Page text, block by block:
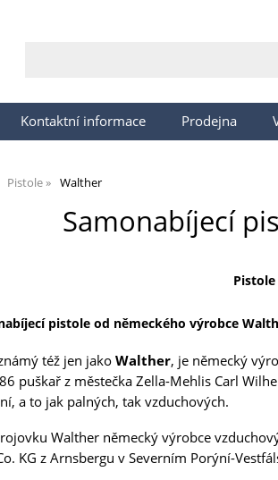
Kontaktní informace Prodejna
Pistole Walther
Samonabíjecí
pistole od německého výrobce
též jen jakoWalther, je německý
puškař z městečka Zella-Mehlis Carl
a to jak palných, tak vzduchových.
Walther německý výrobce
KG z Arnsbergu v Severním Porýní-